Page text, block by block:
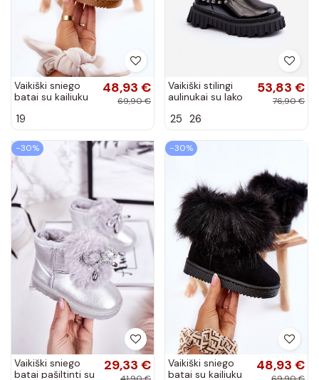
Vaikiški sniego
batai su kailiuku
Ariana
48,93 €
69,90 €
19
Vaikiški stilingi
aulinukai su lako
kalnų krištolais
53,83 €
76,90 €
25 26
−30%
Vaikiški sniego
batai pašiltinti su
29,33 €
−30%
Vaikiški sniego
batai su kailiuku
48,93 €